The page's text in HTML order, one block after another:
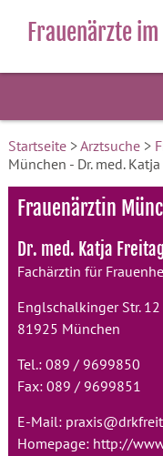
Frauenärzte
Startseite>Arztsuche>
München - Dr. med.
Frauenärztin
Dr. med. Katja Freitag
Fachärztin für
Englschalkinger Str. 12
81925 München
Tel.: 089 / 9699850
Fax: 089 / 9699851
E-Mail:
Homepage: http://